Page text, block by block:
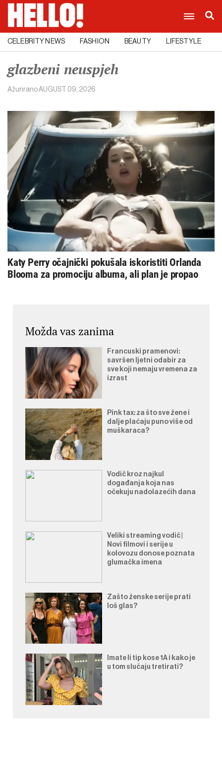
CELEBRITY NEWS FASHION BEAUTY LIFESTYLE
glazbeni neuspjeh
AžuriranoAUGUST 09, 2026
Katy Perry očajnički pokušala iskoristiti Orlanda
Blooma za promociju albuma, ali plan je propao
Možda vas zanima
Francuski pramenovi:
savršen ljetni odabir za
sve koji nemaju vremena za
izrast
Pink tax: za što sve žene i
dalje plaćaju puno više od
muškaraca?
Vodič kroz najkul
događanja koja nas
očekuju nadolazećih dana
Veliki streaming vodič |
Novi filmovi i serije u
kolovozu donose poznata
glumačka imena
Zašto ženske serije prati
loš glas?
Imate li tip kose 1A i kako je
u tom slučaju tretirati?